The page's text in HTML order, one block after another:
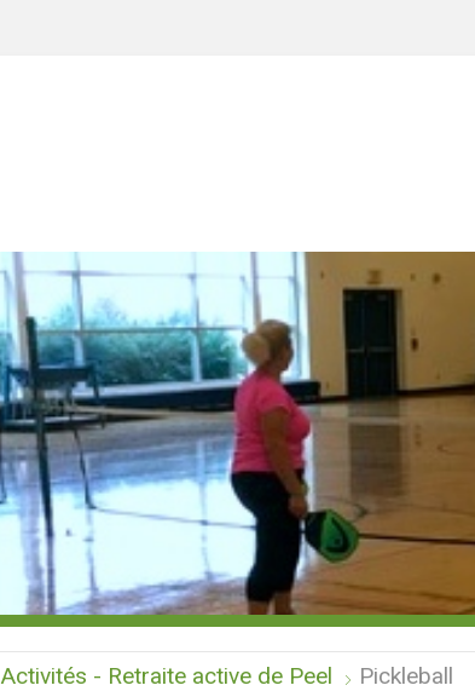
Activités - Retraite active de Peel Pickleball